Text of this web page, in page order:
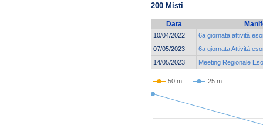
200 Misti
Data
10/04/2022
6a giornata attività
07/05/2023
6a giornata Attività
14/05/2023
Meeting Regionale
50 m 25 m